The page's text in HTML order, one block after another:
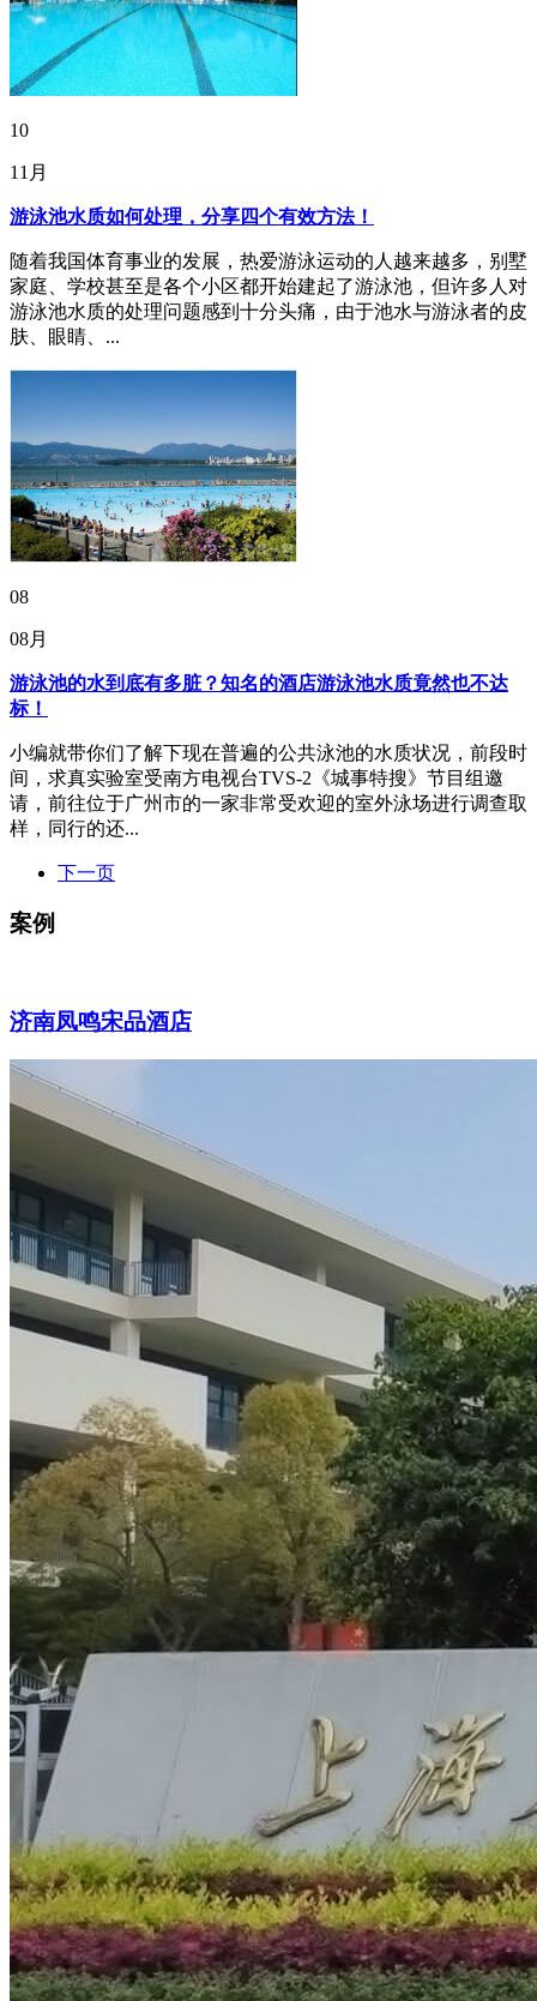
10
11月
游泳池水质如何处理，分享四个有效方法！
随着我国体育事业的发展，热爱游泳运动的人越来越多，别墅
家庭、学校甚至是各个小区都开始建起了游泳池，但许多人对
游泳池水质的处理问题感到十分头痛，由于池水与游泳者的皮
肤、眼睛、...
08
08月
游泳池的水到底有多脏？知名的酒店游泳池水质竟然也不达
标！
小编就带你们了解下现在普遍的公共泳池的水质状况，前段时
间，求真实验室受南方电视台TVS-2《城事特搜》节目组邀
请，前往位于广州市的一家非常受欢迎的室外泳场进行调查取
样，同行的还...
下一页
案例
济南凤鸣宋品酒店